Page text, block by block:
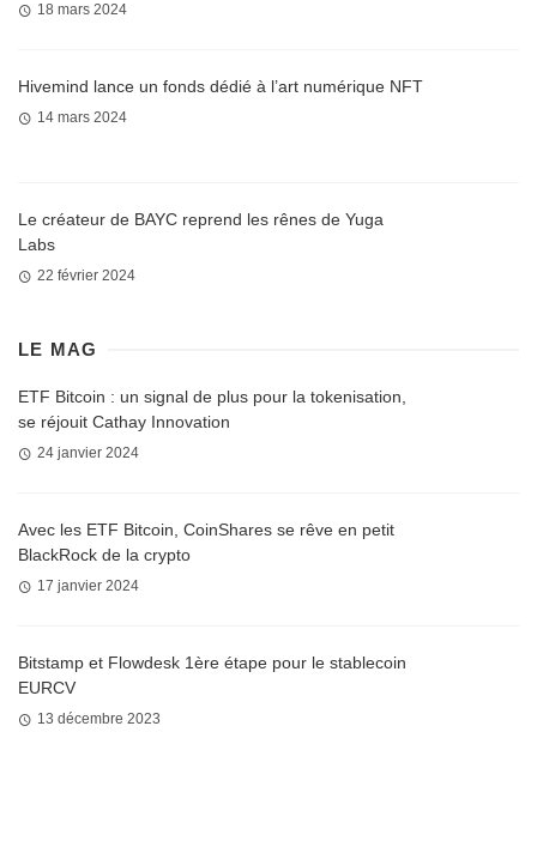
18 mars 2024
Hivemind lance un fonds dédié à l’art numérique NFT
14 mars 2024
Le créateur de BAYC reprend les rênes de Yuga
Labs
22 février 2024
LE MAG
ETF Bitcoin : un signal de plus pour la tokenisation,
se réjouit Cathay Innovation
24 janvier 2024
Avec les ETF Bitcoin, CoinShares se rêve en petit
BlackRock de la crypto
17 janvier 2024
Bitstamp et Flowdesk 1ère étape pour le stablecoin
EURCV
13 décembre 2023